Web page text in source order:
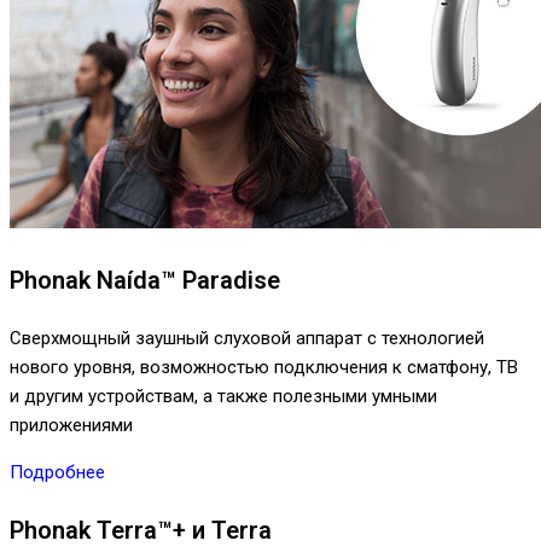
Phonak Naída™ Paradise
Сверхмощный заушный слуховой аппарат с технологией
нового уровня, возможностью подключения к сматфону, ТВ
и другим устройствам, а также полезными умными
приложениями
Подробнее
Phonak Terra™+ и Terra